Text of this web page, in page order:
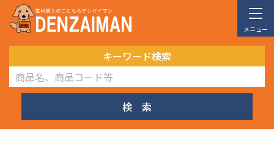
メニュー
キーワード検索
検 索